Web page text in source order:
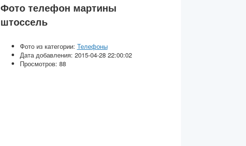
Фото телефон мартины
штоссель
Фото из категории: Телефоны
Дата добавления: 2015-04-28 22:00:02
Просмотров: 88